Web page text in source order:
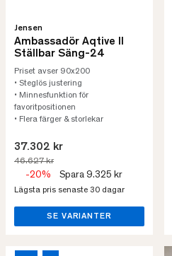
Jensen
Ambassadör Aqtive II
Ställbar Säng-24
Priset avser 90x200
• Steglös justering
• Minnesfunktion för
favoritpositionen
• Flera färger & storlekar
37.302 kr
46.627 kr
-20% Spara 9.325 kr
Lägsta pris senaste 30 dagar
SE VARIANTER